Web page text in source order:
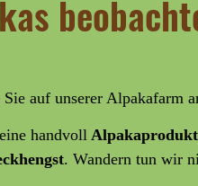
auf unserer Alpakafarm
eine handvoll
. Wandern tun wir